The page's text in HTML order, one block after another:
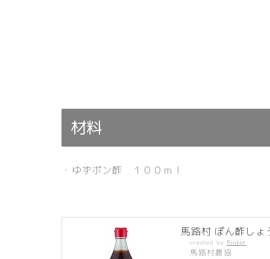
材料
・ゆずポン酢 １００ｍｌ
馬路村 ぽん酢し
created by Rinker
馬路村農協